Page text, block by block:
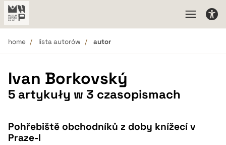
home lista autorów autor
Ivan Borkovský
5 artykuły w 3 czasopismach
Pohřebiště obchodníků z doby knížecí v
Praze-I